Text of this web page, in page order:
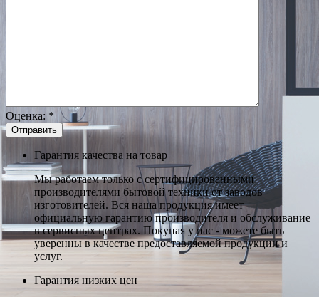
Оценка: *
Гарантия качества на товар
Мы работаем только с сертифицированными
производителями бытовой техники от заводов
изготовителей. Вся наша продукция имеет
официальную гарантию производителя и обслуживание
в сервисных центрах. Покупая у нас - можете быть
уверенны в качестве предоставляемой продукции и
услуг.
Гарантия низких цен